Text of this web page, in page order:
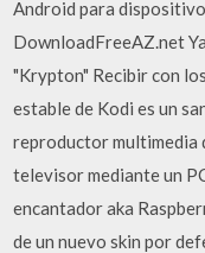
Android para
DownloadFreeAZ.net
"Krypton" Recibir con
estable de Kodi es un
reproductor multimedia
televisor mediante un
encantador aka
de un nuevo skin por